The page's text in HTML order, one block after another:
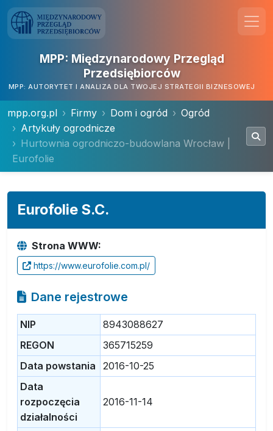
MPP: Międzynarodowy Przegląd
Przedsiębiorców
MPP: AUTORYTET I ANALIZA DLA TWOJEJ STRATEGII BIZNESOWEJ
mpp.org.pl Firmy Dom i ogród
Ogród
Artykuły ogrodnicze
Hurtownia ogrodniczo-budowlana Wrocław |
Eurofolie
Eurofolie S.C.
Strona WWW:
https://www.eurofolie.com.pl/
Dane rejestrowe
NIP
8943088627
REGON
365715259
Data powstania
2016-10-25
Data
rozpoczęcia
działalności
2016-11-14